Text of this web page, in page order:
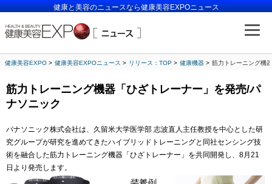
健康と美容のニュースなら健康美容EXPOニュース
健康美容EXPO 健康美容EXPOニュース リリース：TOP 健康機器 筋力トレーニング機
筋力トレーニング機器「ひざトレーナー」を発売/パ
ナソニック
パナソニック株式会社は、久留米大学医学部 志波直人主任教授を中心とした研
究グループが研究を進めてきたハイブリッドトレーニングと同社センシング技
術を融合した筋力トレーニング機器「ひざトレーナー」を共同開発し、8月21
日より発売します。